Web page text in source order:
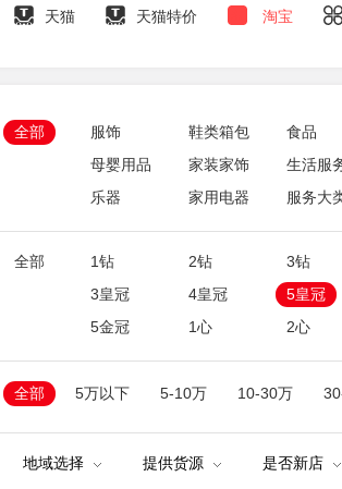
天猫 天猫特价 淘宝
全部 服饰 鞋类箱包 食品
母婴用品
家装家饰 生活服
乐器
家用电器 服务大
全部 1钻 2钻 3钻
3皇冠
4皇冠 5皇冠
5金冠
1心 2心
全部 5万以下 5-10万 10-30万
地域选择 提供货源 是否新店